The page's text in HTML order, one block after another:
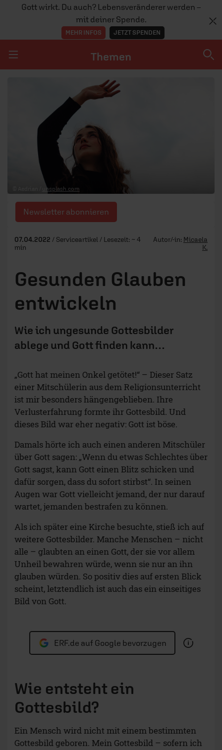
Gott wirkt. Du auch? Lebensveränderer werden –
mit deiner Spende.
MEHR INFOS JETZT SPENDEN
Themen
DOSSIERS
MENSCHEN
GESELLSCHAFT
TEAM
unsplash.com
Newsletter abonnieren
07.04.2022 / Serviceartikel / Lesezeit: ~ 4
min
Autor/-in: Micaela
K.
Gesunden Glauben
entwickeln
Wie ich ungesunde Gottesbilder
ablege und Gott finden kann…
„Gott hat meinen Onkel getötet!“ – Dieser Satz
einer Mitschülerin aus dem Religionsunterricht
ist mir besonders hängengeblieben. Ihre
Verlusterfahrung formte ihr Gottesbild. Und
dieses Bild war eher negativ: Gott ist böse.
Damals hörte ich auch einen anderen Mitschüler
über Gott sagen: „Wenn du etwas Schlechtes über
Gott sagst, kann Gott einen Blitz schicken und
dafür sorgen, dass du sofort stirbst“. In seinen
Augen war Gott vielleicht jemand, der nur darauf
wartet, jemanden bestrafen zu können.
Als ich später eine Kirche besuchte, stieß ich auf
weitere Gottesbilder. Manche Menschen – nicht
alle – glaubten an einen Gott, der sie vor allem
Unheil bewahren würde, wenn sie nur an ihn
glauben würden. So positiv dies auf ersten Blick
scheint, letztendlich ist auch das ein einseitiges
Bild von Gott.
ERF.de auf Google bevorzugen
Wie entsteht ein
Gottesbild?
Ein Mensch wird nicht mit einem bestimmten
Gottesbild geboren. Mein Gottesbild – sofern ich